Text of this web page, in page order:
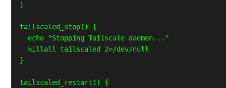
}
tailscaled_stop() {
  echo "Stopping Tailscale daemon..."
  killall tailscaled 2>/dev/null
}
tailscaled_restart() {